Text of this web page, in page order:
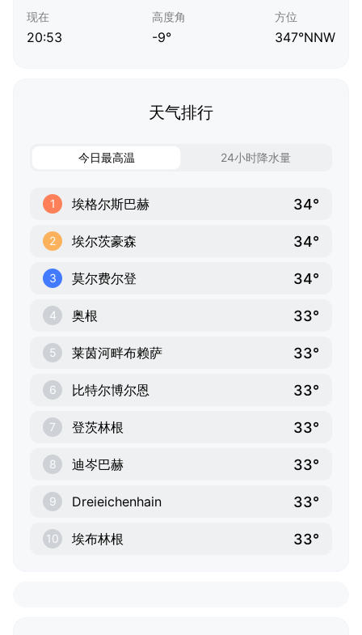
现在
20:53
高度角
-9°
方位
347°NNW
天气排行
今日最高温 24小时降水量
1 埃格尔斯巴赫 34°
2 埃尔茨豪森 34°
3 莫尔费尔登 34°
4 奥根 33°
5 莱茵河畔布赖萨 33°
6 比特尔博尔恩 33°
7 登茨林根 33°
8 迪岑巴赫 33°
9 Dreieichenhain 33°
10 埃布林根 33°